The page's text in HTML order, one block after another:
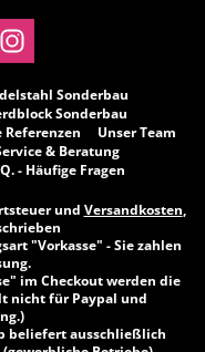
Sonderbau
Sonderbau
Referenzen
Unser Team
& Beratung
- Häufige Fragen
und Versandkosten,
"Vorkasse" - Sie zahlen
im Checkout werden die
nicht für Paypal und
beliefert ausschließlich